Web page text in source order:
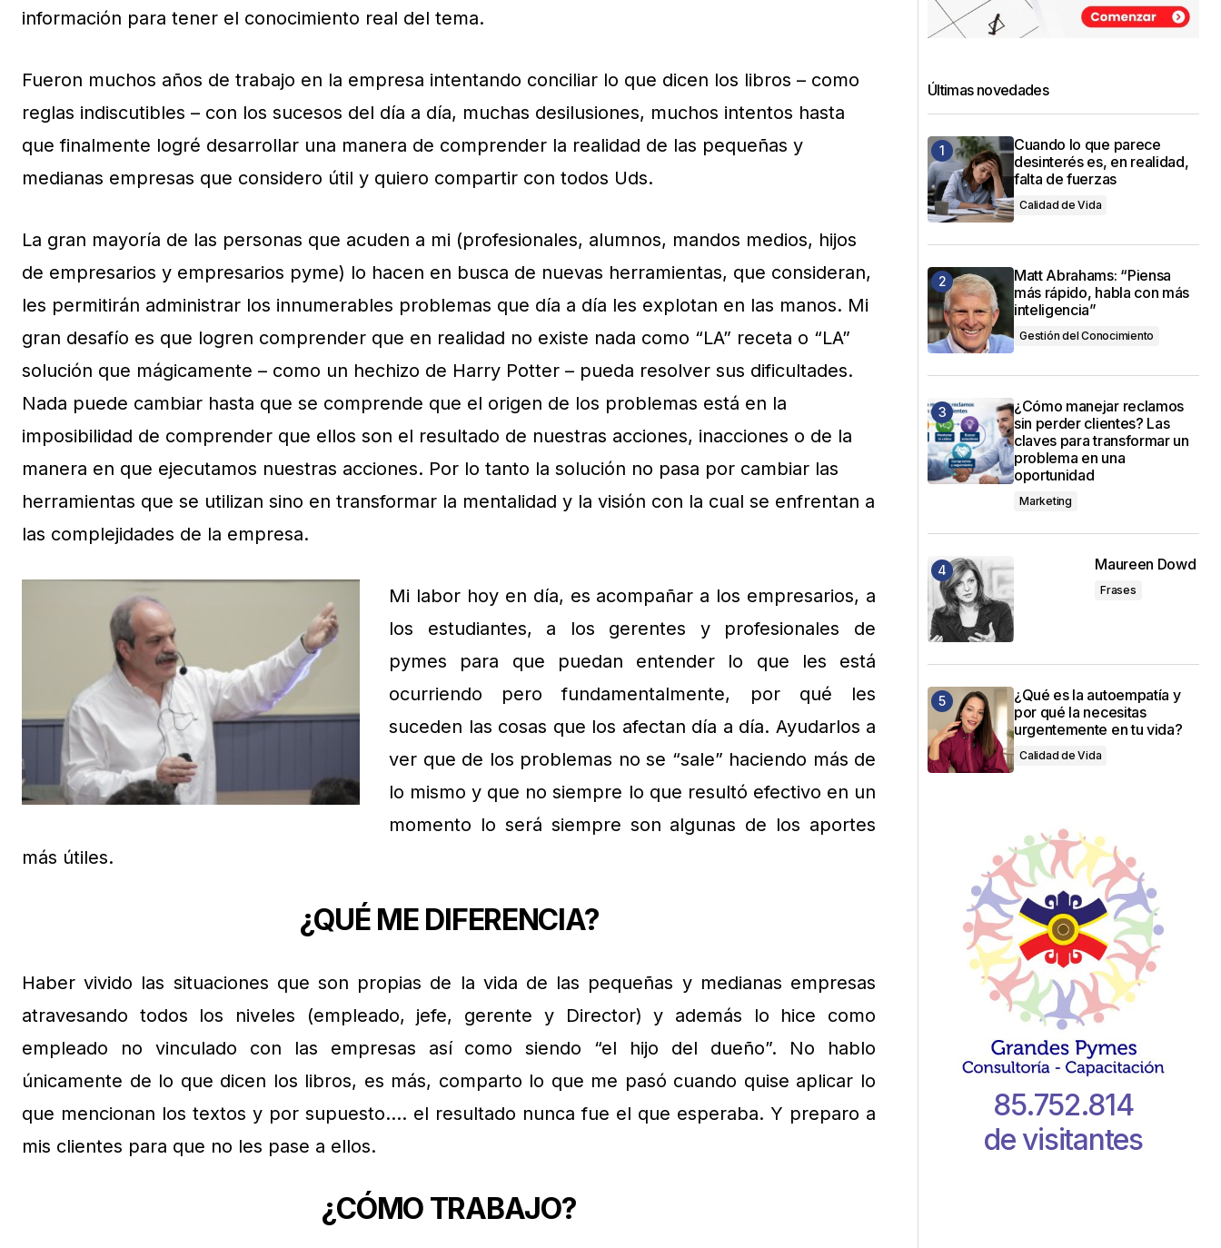
información para tener el conocimiento real del tema.
Fueron muchos años de trabajo en la empresa intentando conciliar lo que dicen los libros – como
reglas indiscutibles – con los sucesos del día a día, muchas desilusiones, muchos intentos hasta
que finalmente logré desarrollar una manera de comprender la realidad de las pequeñas y
medianas empresas que considero útil y quiero compartir con todos Uds.
La gran mayoría de las personas que acuden a mi (profesionales, alumnos, mandos medios, hijos
de empresarios y empresarios pyme) lo hacen en busca de nuevas herramientas, que consideran,
les permitirán administrar los innumerables problemas que día a día les explotan en las manos. Mi
gran desafío es que logren comprender que en realidad no existe nada como “LA” receta o “LA”
solución que mágicamente – como un hechizo de Harry Potter – pueda resolver sus dificultades.
Nada puede cambiar hasta que se comprende que el origen de los problemas está en la
imposibilidad de comprender que ellos son el resultado de nuestras acciones, inacciones o de la
manera en que ejecutamos nuestras acciones. Por lo tanto la solución no pasa por cambiar las
herramientas que se utilizan sino en transformar la mentalidad y la visión con la cual se enfrentan a
las complejidades de la empresa.
Mi labor hoy en día, es acompañar a los empresarios, a
los estudiantes, a los gerentes y profesionales de
pymes para que puedan entender lo que les está
ocurriendo pero fundamentalmente, por qué les
suceden las cosas que los afectan día a día. Ayudarlos a
ver que de los problemas no se “sale” haciendo más de
lo mismo y que no siempre lo que resultó efectivo en un
momento lo será siempre son algunas de los aportes
más útiles.
¿QUÉ ME DIFERENCIA?
Haber vivido las situaciones que son propias de la vida de las pequeñas y medianas empresas
atravesando todos los niveles (empleado, jefe, gerente y Director) y además lo hice como
empleado no vinculado con las empresas así como siendo “el hijo del dueño”. No hablo
únicamente de lo que dicen los libros, es más, comparto lo que me pasó cuando quise aplicar lo
que mencionan los textos y por supuesto…. el resultado nunca fue el que esperaba. Y preparo a
mis clientes para que no les pase a ellos.
¿CÓMO TRABAJO?
Últimas novedades
Cuando lo que parece
desinterés es, en realidad,
falta de fuerzas
Calidad de Vida
Matt Abrahams: “Piensa
más rápido, habla con más
inteligencia”
Gestión del Conocimiento
¿Cómo manejar reclamos
sin perder clientes? Las
claves para transformar un
problema en una
oportunidad
Marketing
Maureen Dowd
Frases
¿Qué es la autoempatía y
por qué la necesitas
urgentemente en tu vida?
Calidad de Vida
85.752.814
de visitantes